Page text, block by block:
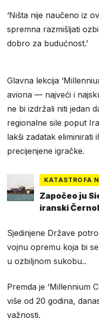
‘Ništa nije naučeno iz
spremna razmišljati
dobro za budućnost.’
Glavna lekcija
aviona — najveći i
ne bi izdržali niti jedan
regionalne sile poput
lakši zadatak eliminirati
precijenjene igračke.
KATASTROFA
Započeo ju
iranski
Sjedinjene Države
vojnu opremu koja bi
u ozbiljnom sukobu..
Premda je ‘Millennium
više od 20 godina,
važnosti.